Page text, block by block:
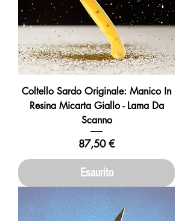
Coltello Sardo Originale: Manico In
Resina Micarta Giallo - Lama Da
Scanno
Prezzo
87,50 €
Esaurito